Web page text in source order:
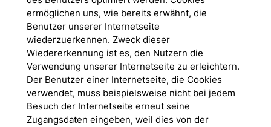
ermöglichen uns, wie bereits erwähnt, die
Benutzer unserer Internetseite
wiederzuerkennen. Zweck dieser
Wiedererkennung ist es, den Nutzern die
Verwendung unserer Internetseite zu erleichtern.
Der Benutzer einer Internetseite, die Cookies
verwendet, muss beispielsweise nicht bei jedem
Besuch der Internetseite erneut seine
Zugangsdaten eingeben, weil dies von der